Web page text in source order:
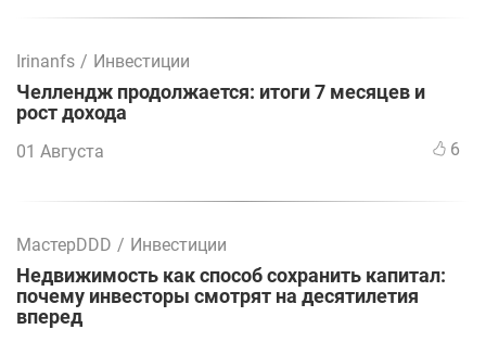
Irinanfs / Инвестиции
Челлендж продолжается: итоги 7 месяцев и
рост дохода
01 Августа 6
МастерDDD / Инвестиции
Недвижимость как способ сохранить капитал:
почему инвесторы смотрят на десятилетия
вперед